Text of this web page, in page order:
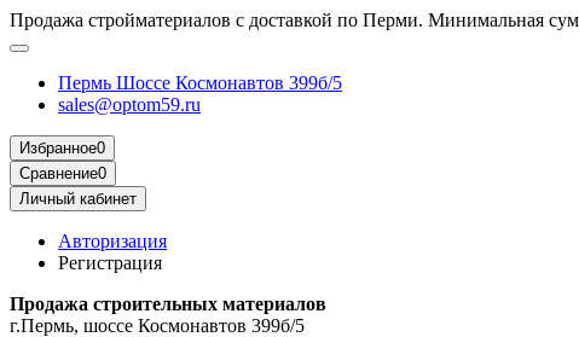
Продажа стройматериалов с доставкой по Перми. Минимальная
Пермь Шоссе Космонавтов 399б/5
sales@optom59.ru
Избранное0
Сравнение0
Личный кабинет
Авторизация
Регистрация
Продажа строительных материалов
г.Пермь, шоссе Космонавтов 399б/5